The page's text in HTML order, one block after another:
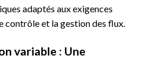
adaptés aux exigences
contrôle et la gestion des flux.
variable : Une